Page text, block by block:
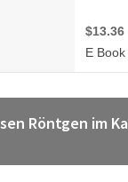
Röntgen im